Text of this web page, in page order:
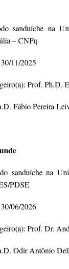
sanduíche na
– CNPq
30/11/2025
Prof. Ph.D.
Fábio Pereira
sanduíche na
PDSE
06/2026
Prof. Dr.
Odir Antônio